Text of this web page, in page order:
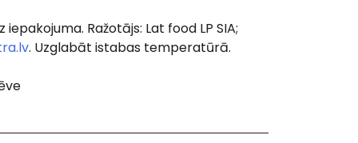
Ražotājs: Lat food LP SIA;
. Uzglabāt istabas temperatūrā.